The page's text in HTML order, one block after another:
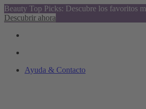
Beauty Top Picks: Descubre los favoritos
Descubrir ahora
Ayuda & Contacto